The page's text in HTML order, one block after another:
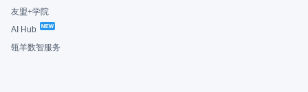
友盟+学院
AI Hub
瓴羊数智服务